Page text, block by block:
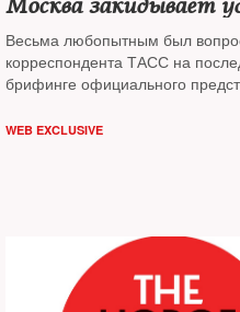
Москва закидывает
Весьма любопытным был
корреспондента ТАСС на
брифинге официального
посвященном сирийской
WEB EXCLUSIVE